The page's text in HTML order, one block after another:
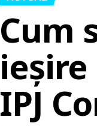
Cum
IPJ